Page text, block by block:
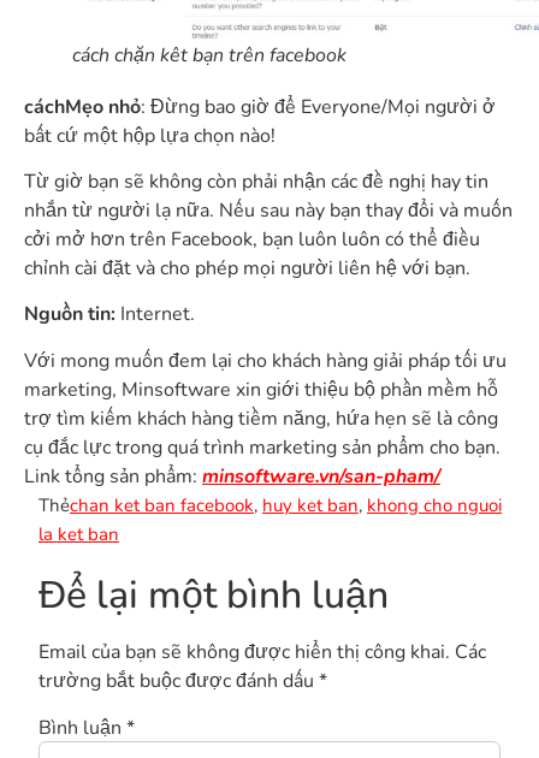
cách chặn kêt bạn trên facebook
cáchMẹo nhỏ: Đừng bao giờ để Everyone/Mọi người ở
bất cứ một hộp lựa chọn nào!
Từ giờ bạn sẽ không còn phải nhận các đề nghị hay tin
nhắn từ người lạ nữa. Nếu sau này bạn thay đổi và muốn
cởi mở hơn trên Facebook, bạn luôn luôn có thể điều
chỉnh cài đặt và cho phép mọi người liên hệ với bạn.
Nguồn tin: Internet.
Với mong muốn đem lại cho khách hàng giải pháp tối ưu
marketing, Minsoftware xin giới thiệu bộ phần mềm hỗ
trợ tìm kiếm khách hàng tiềm năng, hứa hẹn sẽ là công
cụ đắc lực trong quá trình marketing sản phẩm cho bạn.
Link tổng sản phẩm: minsoftware.vn/san-pham/
Thẻchan ket ban facebook, huy ket ban, khong cho nguoi
la ket ban
Để lại một bình luận
Email của bạn sẽ không được hiển thị công khai. Các
trường bắt buộc được đánh dấu *
Bình luận *